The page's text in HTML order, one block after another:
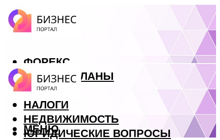
ФОРЕКС
БИЗНЕС ПЛАНЫ
КРЕДИТЫ
НАЛОГИ
НЕДВИЖИМОСТЬ
ЮРИДИЧЕСКИЕ ВОПРОСЫ
МЕНЮ